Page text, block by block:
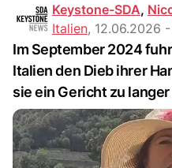
Keystone-SDA,
Italien, 12.06.2026
Im September 2024
Italien den Dieb ihrer
sie ein Gericht zu